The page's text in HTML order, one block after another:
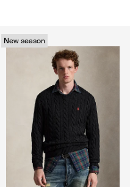
New season